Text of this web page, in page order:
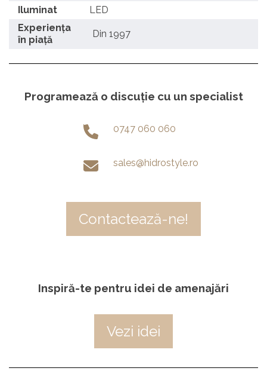
Iluminat
LED
Experiența
în piață
Din 1997
Programează o discuție cu un specialist
0747 060 060
sales@hidrostyle.ro
Contactează-ne!
Inspiră-te pentru idei de amenajări
Vezi idei